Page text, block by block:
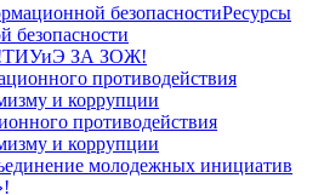
Ресурсы
безопасности
ТИУиЭ ЗА ЗОЖ!
противодействия
и коррупции